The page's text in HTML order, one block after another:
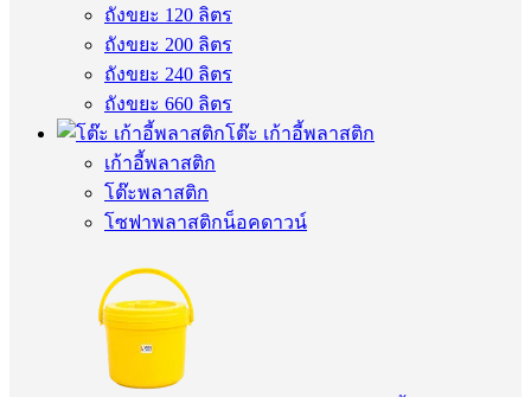
ถังขยะ 120 ลิตร
ถังขยะ 200 ลิตร
ถังขยะ 240 ลิตร
ถังขยะ 660 ลิตร
โต๊ะ เก้าอี้พลาสติก
เก้าอี้พลาสติก
โต๊ะพลาสติก
โซฟาพลาสติกน็อคดาวน์